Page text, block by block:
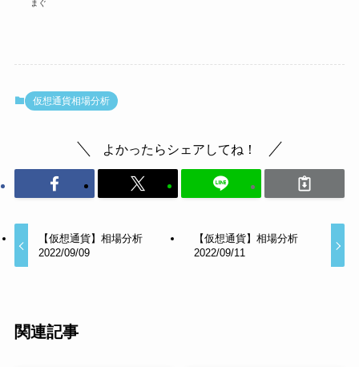
まぐ
仮想通貨相場分析
よかったらシェアしてね！
【仮想通貨】相場分析
2022/09/09
【仮想通貨】相場分析
2022/09/11
関連記事